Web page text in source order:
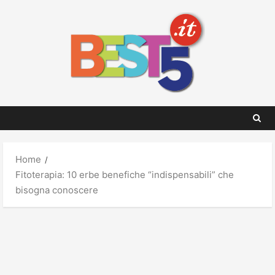
Home
Fitoterapia: 10 erbe benefiche “indispensabili” che
bisogna conoscere